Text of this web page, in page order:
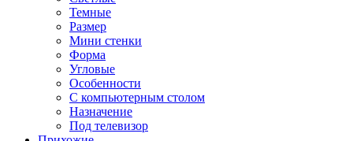
Темные
Размер
Мини стенки
Форма
Угловые
Особенности
С компьютерным столом
Назначение
Под телевизор